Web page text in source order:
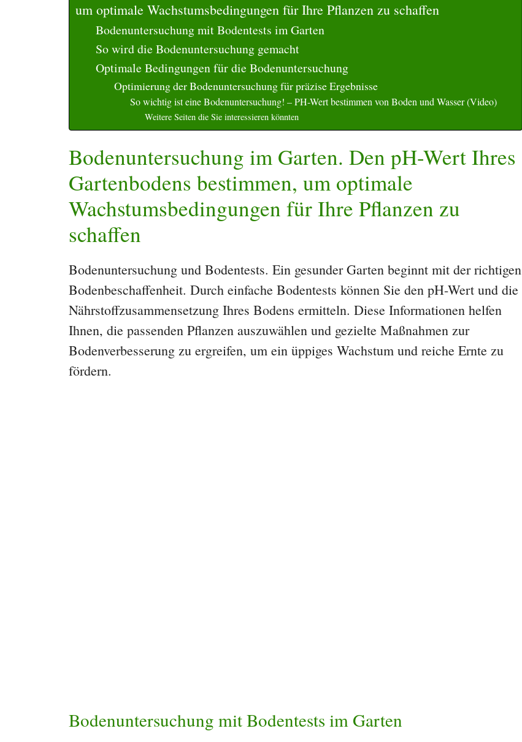
um optimale Wachstumsbedingungen für Ihre Pflanzen zu schaffen
Bodenuntersuchung mit Bodentests im Garten
So wird die Bodenuntersuchung gemacht
Optimale Bedingungen für die Bodenuntersuchung
Optimierung der Bodenuntersuchung für präzise Ergebnisse
So wichtig ist eine Bodenuntersuchung! – PH-Wert bestimmen von Boden und Wasser (Video)
Weitere Seiten die Sie interessieren könnten
Bodenuntersuchung im Garten. Den pH-Wert Ihres
Gartenbodens bestimmen, um optimale
Wachstumsbedingungen für Ihre Pflanzen zu
schaffen
Bodenuntersuchung und Bodentests. Ein gesunder Garten beginnt mit der richtigen
Bodenbeschaffenheit. Durch einfache Bodentests können Sie den pH-Wert und die
Nährstoffzusammensetzung Ihres Bodens ermitteln. Diese Informationen helfen
Ihnen, die passenden Pflanzen auszuwählen und gezielte Maßnahmen zur
Bodenverbesserung zu ergreifen, um ein üppiges Wachstum und reiche Ernte zu
fördern.
Bodenuntersuchung mit Bodentests im Garten